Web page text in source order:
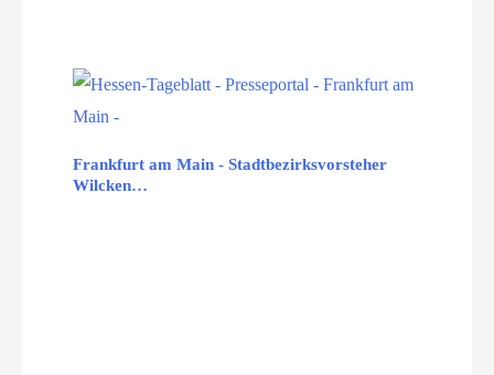
Frankfurt am Main - Stadtbezirksvorsteher
Wilcken…